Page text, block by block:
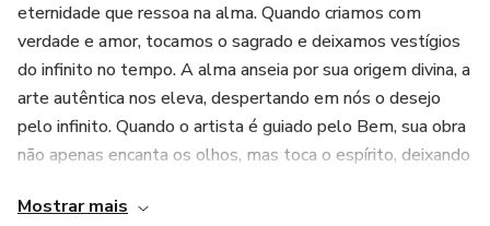
eternidade que ressoa na alma. Quando criamos com
verdade e amor, tocamos o sagrado e deixamos vestígios
do infinito no tempo. A alma anseia por sua origem divina, a
arte autêntica nos eleva, despertando em nós o desejo
pelo infinito. Quando o artista é guiado pelo Bem, sua obra
não apenas encanta os olhos, mas toca o espírito, deixando
um testemunho da eternidade, uma expressão sensível
Mostrar mais